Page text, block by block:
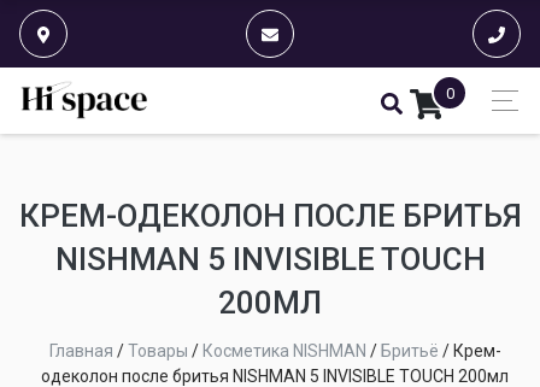
0
КРЕМ-ОДЕКОЛОН ПОСЛЕ БРИТЬЯ
NISHMAN 5 INVISIBLE TOUCH
200МЛ
Главная /Товары / Косметика NISHMAN / Бритьё / Крем-
одеколон после бритья NISHMAN 5 INVISIBLE TOUCH 200мл